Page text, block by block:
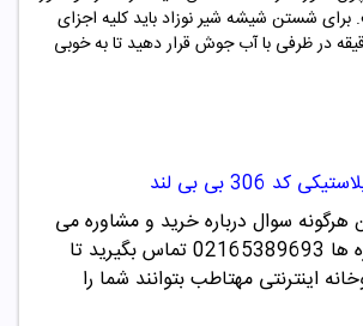
برای شستن شیشه شیر نوزاد باید کلیه اجزای
همه روزه 10 دقیقه در ظرفی با آب جوش قرار دهید تا به خوبی
کد 306بی بی لند
سوال درباره خرید و مشاوره می
تماس بگیرید تا
اینترنتی مهتاطب بتوانند شما را